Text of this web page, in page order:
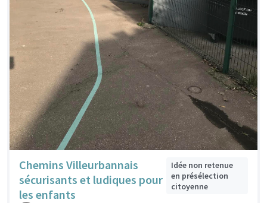
Chemins Villeurbannais
sécurisants et ludiques pour
les enfants
Idée non retenue
en présélection
citoyenne